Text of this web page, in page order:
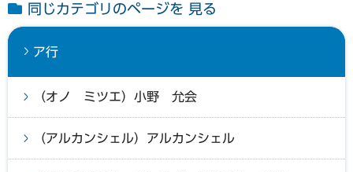
同じカテゴリのページを 見る
ア行
（オノ ミツエ）小野 允会
（アルカンシェル）アルカンシェル